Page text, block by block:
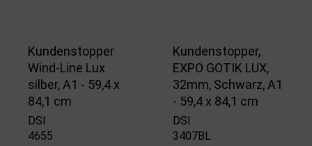
Kundenstopper
Wind-Line Lux
silber, A1 - 59,4 x
84,1 cm
DSI
4655
Kundenstopper,
EXPO GOTIK LUX,
32mm, Schwarz, A1
- 59,4 x 84,1 cm
DSI
3407BL